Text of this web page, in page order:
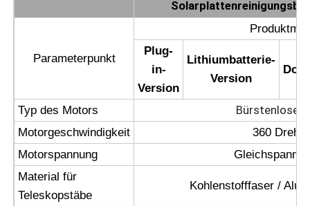
Sonnenkollektor-Reinigungsroboter
Energiespeicher-Schallschutz
Parameterpunkt
Plug-
in-
Version
Lithiumbatterie-
Version
Typ des Motors Bürstenloser
Motorgeschwindigkeit
360 Dreh/
Motorspannung
Material für
Teleskopstäbe
Kohlenstofffaser /